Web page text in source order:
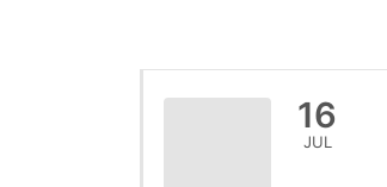
16
JUL